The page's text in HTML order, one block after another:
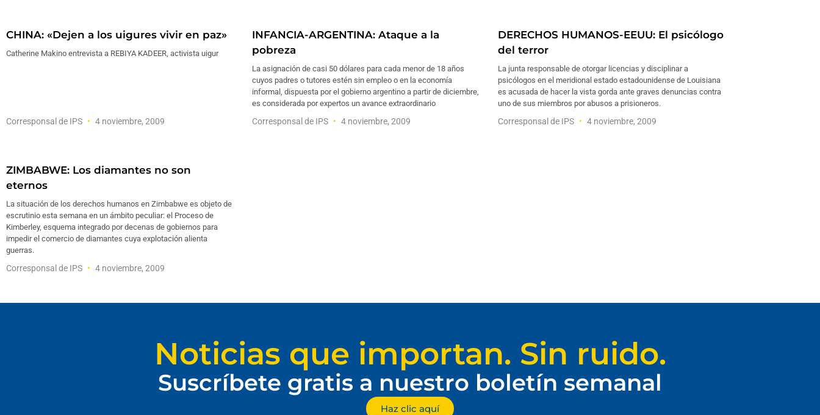
CHINA: «Dejen a los uigures vivir en paz»
Catherine Makino entrevista a REBIYA KADEER, activista uigur
Corresponsal de IPS 4 noviembre, 2009
INFANCIA-ARGENTINA: Ataque a la
pobreza
La asignación de casi 50 dólares para cada menor de 18 años
cuyos padres o tutores estén sin empleo o en la economía
informal, dispuesta por el gobierno argentino a partir de diciembre,
es considerada por expertos un avance extraordinario
Corresponsal de IPS 4 noviembre, 2009
DERECHOS HUMANOS-EEUU: El psicólogo
del terror
La junta responsable de otorgar licencias y disciplinar a
psicólogos en el meridional estado estadounidense de Louisiana
es acusada de hacer la vista gorda ante graves denuncias contra
uno de sus miembros por abusos a prisioneros.
Corresponsal de IPS 4 noviembre, 2009
ZIMBABWE: Los diamantes no son
eternos
La situación de los derechos humanos en Zimbabwe es objeto de
escrutinio esta semana en un ámbito peculiar: el Proceso de
Kimberley, esquema integrado por decenas de gobiernos para
impedir el comercio de diamantes cuya explotación alienta
guerras.
Corresponsal de IPS 4 noviembre, 2009
Noticias que importan. Sin ruido.
Suscríbete gratis a nuestro boletín semanal
Haz clic aquí